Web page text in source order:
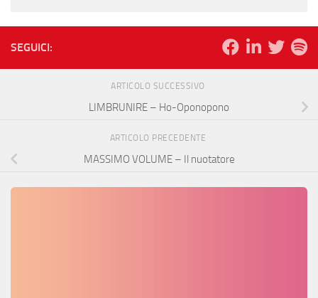
SEGUICI:
ARTICOLO SUCCESSIVO
LIMBRUNIRE – Ho-Oponopono
ARTICOLO PRECEDENTE
MASSIMO VOLUME – Il nuotatore